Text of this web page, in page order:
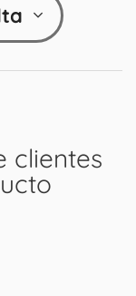
clientes